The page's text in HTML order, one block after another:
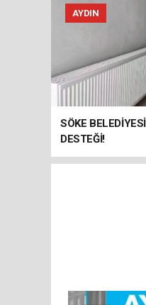
AYDIN
SÖKE
DESTEĞİ!